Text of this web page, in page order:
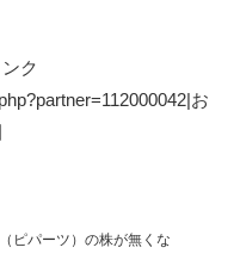
ク
お
ピパーツ）の株が無くな